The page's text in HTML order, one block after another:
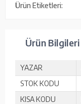
Ürün Etiketleri:
Ürün Bilgileri
YAZAR
STOK KODU
KISA KODU